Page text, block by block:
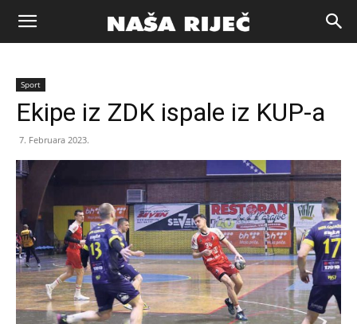
Naša
riječ
Zenica
Sport
Ekipe iz ZDK ispale iz KUP-a
7. Februara 2023.